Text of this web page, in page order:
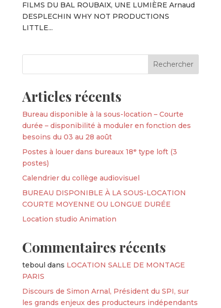
FILMS DU BAL ROUBAIX, UNE LUMIÈRE Arnaud
DESPLECHIN WHY NOT PRODUCTIONS
LITTLE...
Articles récents
Bureau disponible à la sous-location – Courte
durée – disponibilité à moduler en fonction des
besoins du 03 au 28 août
Postes à louer dans bureaux 18ᵉ type loft (3
postes)
Calendrier du collège audiovisuel
BUREAU DISPONIBLE À LA SOUS-LOCATION
COURTE MOYENNE OU LONGUE DURÉE
Location studio Animation
Commentaires récents
teboul dans LOCATION SALLE DE MONTAGE
PARIS
Discours de Simon Arnal, Président du SPI, sur
les grands enjeux des producteurs indépendants